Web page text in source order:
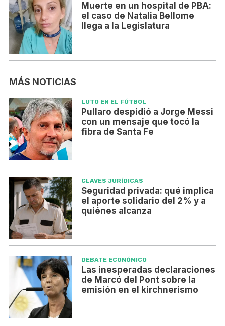
Muerte en un hospital de PBA:
el caso de Natalia Bellome
llega a la Legislatura
MÁS NOTICIAS
LUTO EN EL FÚTBOL
Pullaro despidió a Jorge Messi
con un mensaje que tocó la
fibra de Santa Fe
CLAVES JURÍDICAS
Seguridad privada: qué implica
el aporte solidario del 2% y a
quiénes alcanza
DEBATE ECONÓMICO
Las inesperadas declaraciones
de Marcó del Pont sobre la
emisión en el kirchnerismo